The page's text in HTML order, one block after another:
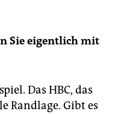
Sie eigentlich mit
Das HBC, das
Randlage. Gibt es